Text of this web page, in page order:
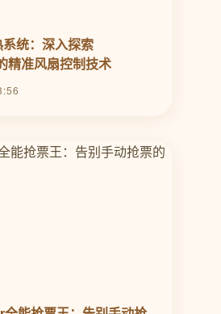
统：深入探索
精准风扇控制技术